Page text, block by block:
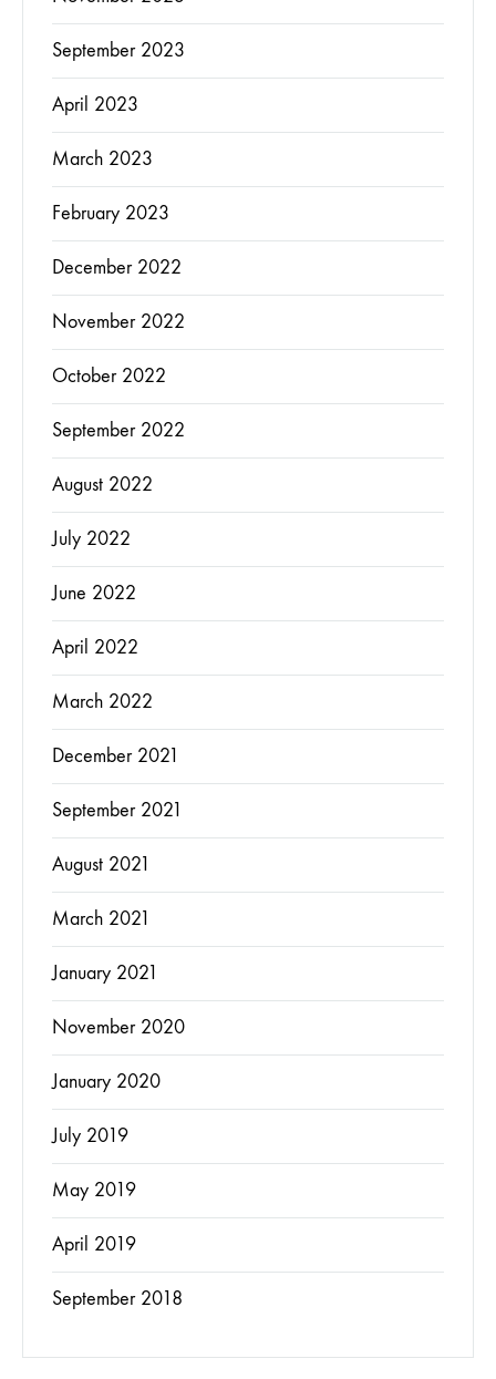
September 2023
April 2023
March 2023
February 2023
December 2022
November 2022
October 2022
September 2022
August 2022
July 2022
June 2022
April 2022
March 2022
December 2021
September 2021
August 2021
March 2021
January 2021
November 2020
January 2020
July 2019
May 2019
April 2019
September 2018